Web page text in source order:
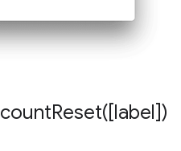
countReset([label])